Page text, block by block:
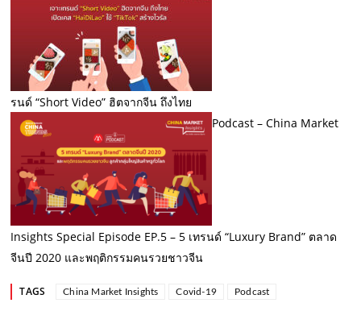
รนด์ “Short Video” ฮิตจากจีน ถึงไทย
Podcast – China Market
Insights Special Episode EP.5 – 5 เทรนด์ “Luxury Brand” ตลาด
จีนปี 2020 และพฤติกรรมคนรวยชาวจีน
TAGS China Market Insights Covid-19 Podcast